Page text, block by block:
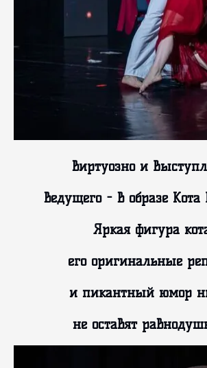
виртуозно и
ведущего - в образе Кота
Яркая фигура
его оригинальные
и пикантный юмор
не оставят